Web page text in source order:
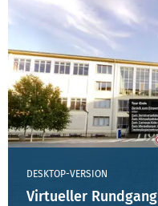
DESKTOP-VERSION
Virtueller Rundgang